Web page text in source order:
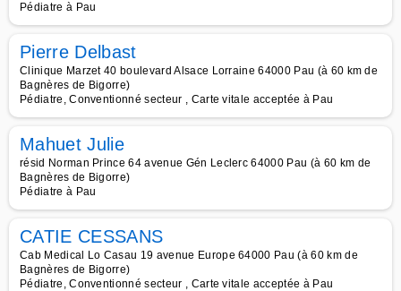
Pédiatre à Pau
Pierre Delbast
Clinique Marzet 40 boulevard Alsace Lorraine 64000 Pau (à 60 km de
Bagnères de Bigorre)
Pédiatre, Conventionné secteur , Carte vitale acceptée à Pau
Mahuet Julie
résid Norman Prince 64 avenue Gén Leclerc 64000 Pau (à 60 km de
Bagnères de Bigorre)
Pédiatre à Pau
CATIE CESSANS
Cab Medical Lo Casau 19 avenue Europe 64000 Pau (à 60 km de
Bagnères de Bigorre)
Pédiatre, Conventionné secteur , Carte vitale acceptée à Pau